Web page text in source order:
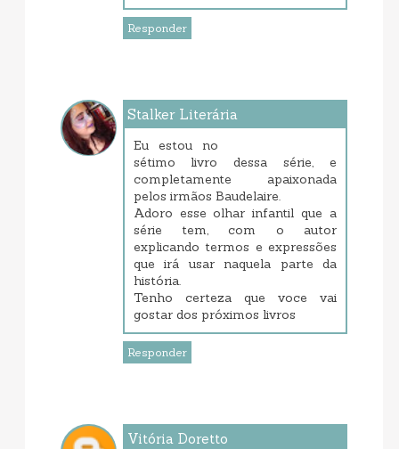
Responder
Stalker Literária
Eu estou no
sétimo livro dessa série, e
completamente apaixonada
pelos irmãos Baudelaire.
Adoro esse olhar infantil que a
série tem, com o autor
explicando termos e expressões
que irá usar naquela parte da
história.
Tenho certeza que voce vai
gostar dos próximos livros
Responder
Vitória Doretto